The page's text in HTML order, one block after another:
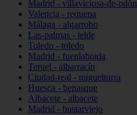
Madrid - villaviciosa-de-odón
Valencia - requena
Málaga - algarrobo
Las-palmas - telde
Toledo - toledo
Madrid - fuenlabrada
Teruel - albarracín
Ciudad-real - miguelturra
Huesca - benasque
Albacete - albacete
Madrid - bustarviejo